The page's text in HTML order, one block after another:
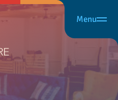
Menu
Fermer
Activer le filtre
En présence
Activer le filtre
En ligne